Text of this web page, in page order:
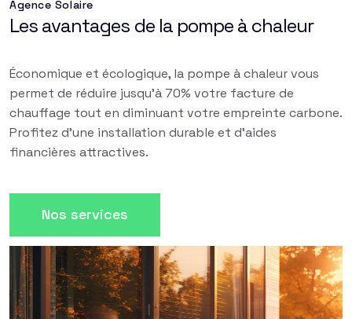
Agence Solaire
Les avantages de la pompe à chaleur
Économique et écologique, la pompe à chaleur vous
permet de réduire jusqu'à 70% votre facture de
chauffage tout en diminuant votre empreinte carbone.
Profitez d'une installation durable et d'aides
financières attractives.
Nos services